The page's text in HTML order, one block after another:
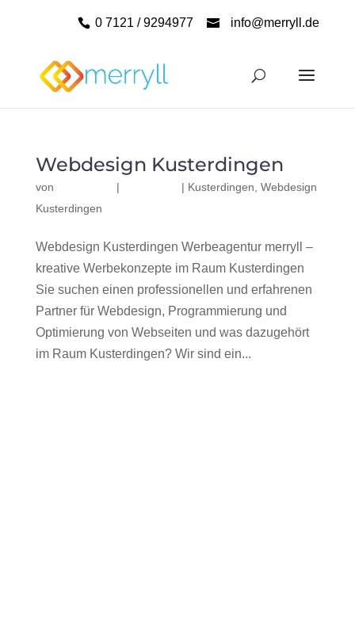
0 7121 / 9294977 info@merryll.de
Webdesign Kusterdingen
von | | Kusterdingen Webdesign
Kusterdingen
Webdesign Kusterdingen Werbeagentur merryll –
kreative Werbekonzepte im Raum Kusterdingen
Sie suchen einen professionellen und erfahrenen
Partner für Webdesign, Programmierung und
Optimierung von Webseiten und was dazugehört
im Raum Kusterdingen? Wir sind ein...